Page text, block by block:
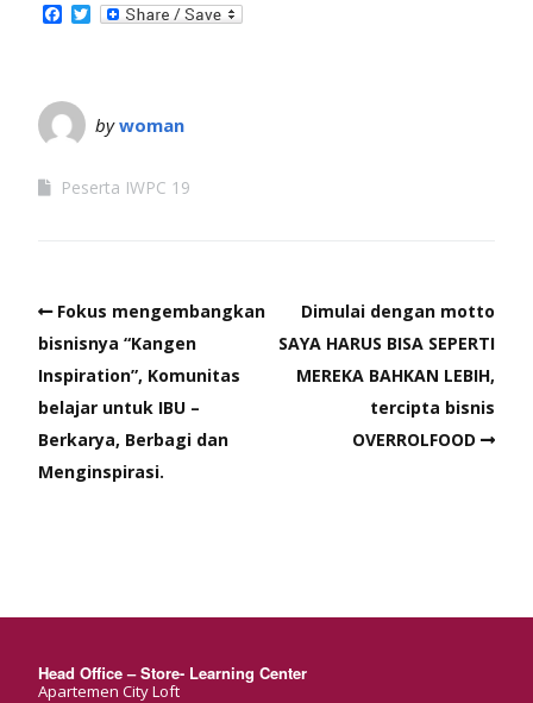
Facebook
Twitter
bywoman
Peserta IWPC 19
Fokus mengembangkan
bisnisnya “Kangen
Inspiration”, Komunitas
belajar untuk IBU –
Berkarya, Berbagi dan
Menginspirasi.
Dimulai dengan motto
SAYA HARUS BISA SEPERTI
MEREKA BAHKAN LEBIH,
tercipta bisnis
OVERROLFOOD
Head Office – Store- Learning Center
Apartemen City Loft